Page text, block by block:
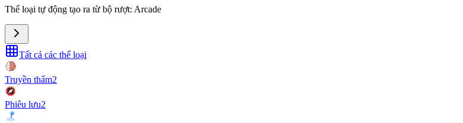
Thể loại tự động tạo ra từ bộ rượt: Arcade
Tất cả các thể loại
Truyền thẩm2
Phiêu lưu2